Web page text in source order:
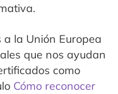
la Unión Europea
que nos ayudan
como
Cómo reconocer